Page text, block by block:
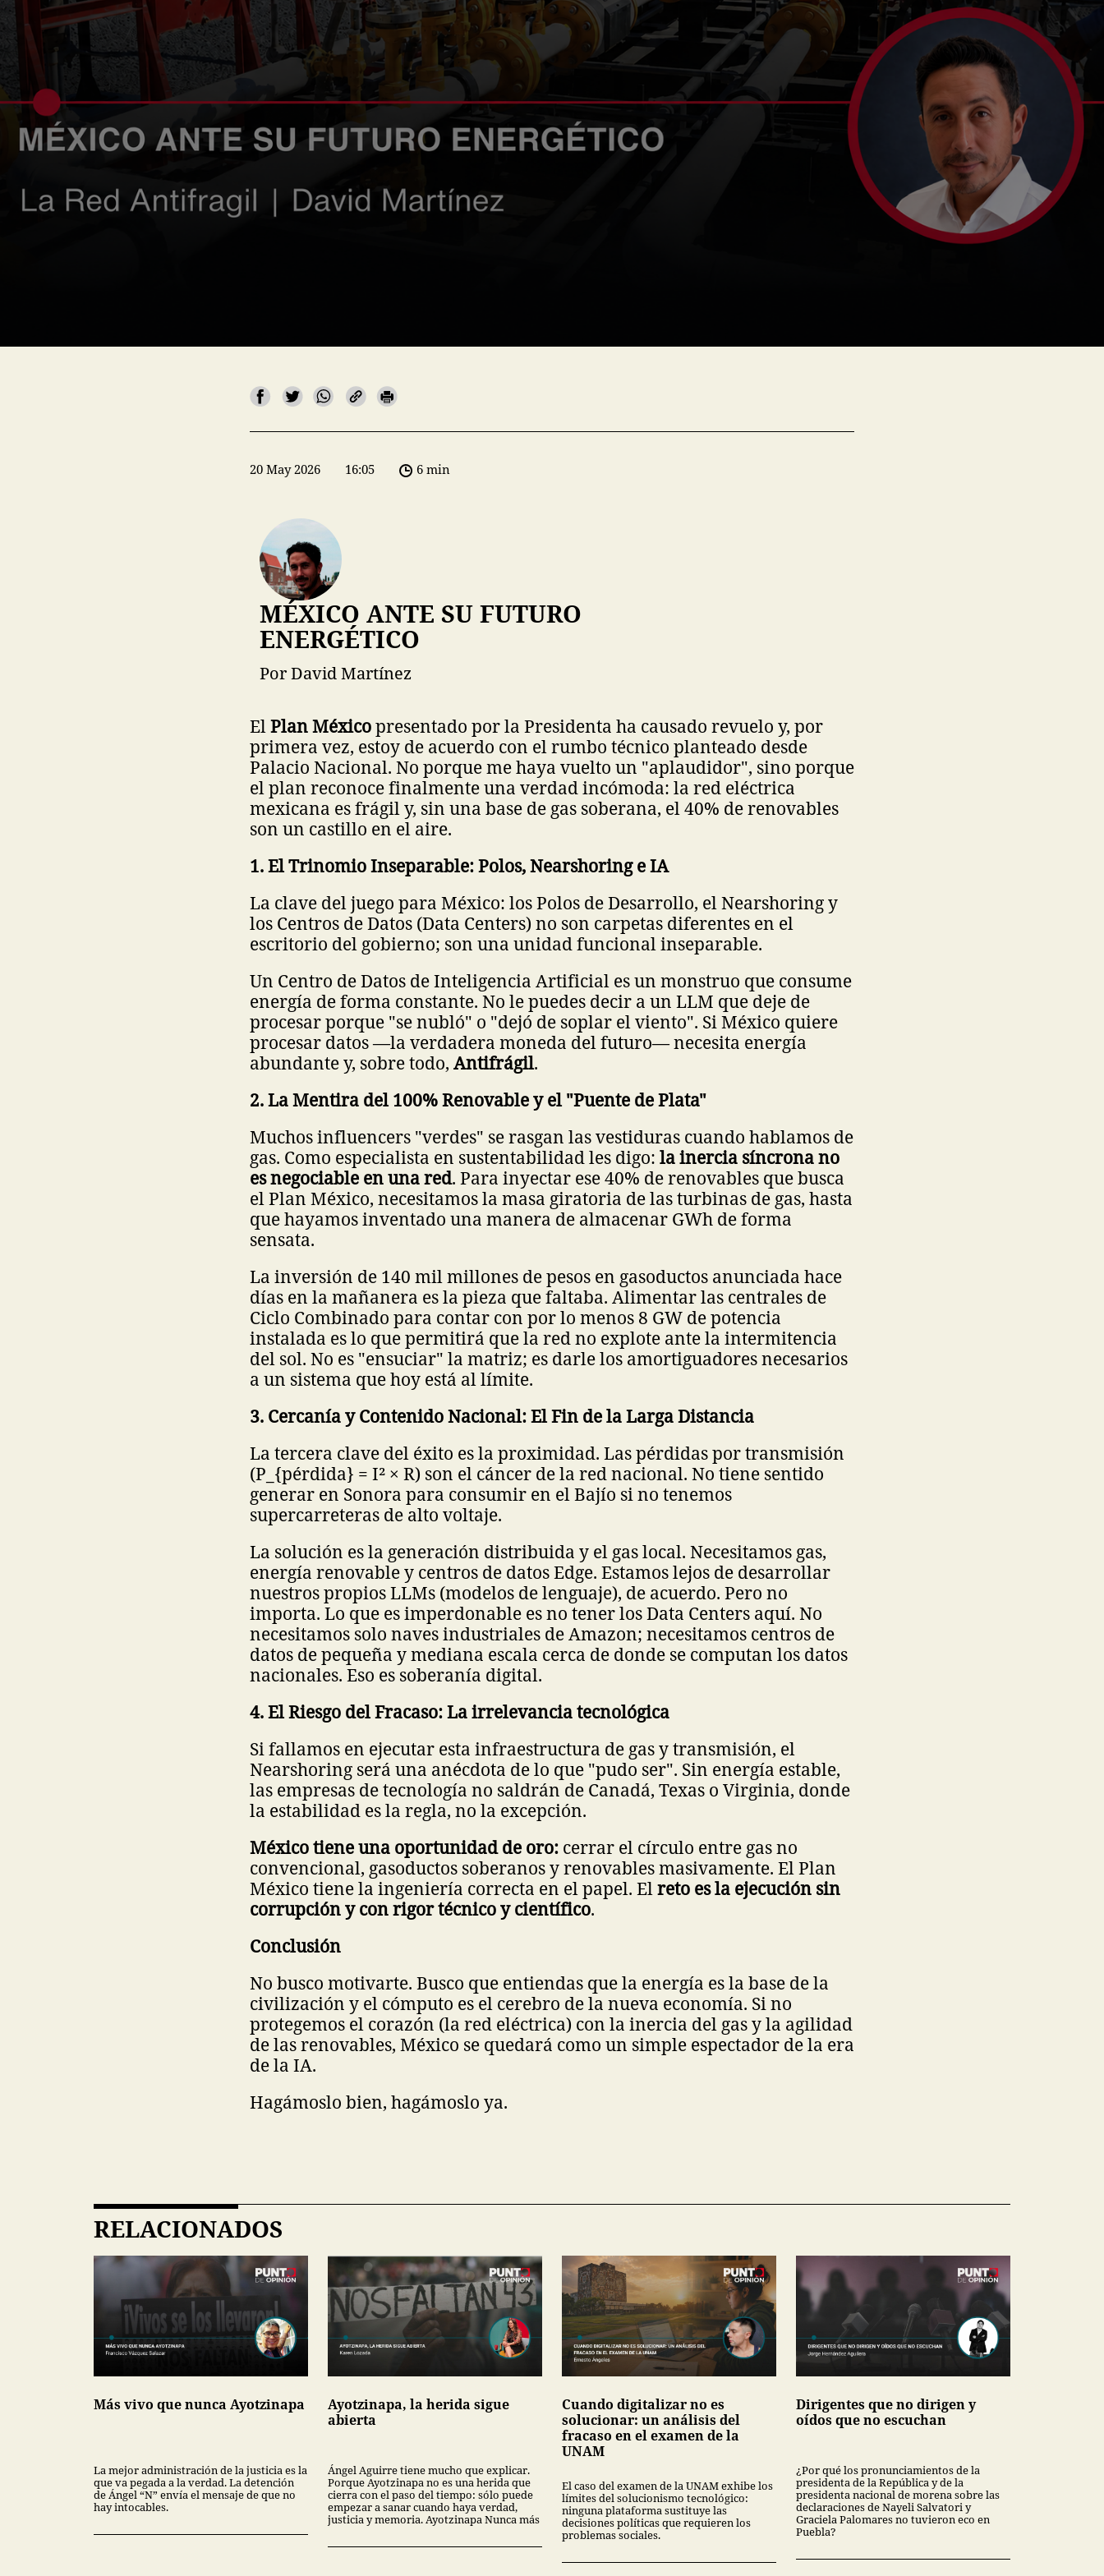
20 May 2026 16:05 6 min
MÉXICO ANTE SU FUTURO
ENERGÉTICO
Por David Martínez
ElPlan Méxicopresentado por la Presidenta ha causado revuelo y, por
primera vez, estoy de acuerdo con el rumbo técnico planteado desde
Palacio Nacional. No porque me haya vuelto un "aplaudidor", sino porque
el plan reconoce finalmente una verdad incómoda: la red eléctrica
mexicana es frágil y, sin una base de gas soberana, el 40% de renovables
son un castillo en el aire.
1. El Trinomio Inseparable: Polos, Nearshoring e IA
La clave del juego para México: los Polos de Desarrollo, el Nearshoring y
los Centros de Datos (Data Centers) no son carpetas diferentes en el
escritorio del gobierno; son una unidad funcional inseparable.
Un Centro de Datos de Inteligencia Artificial es un monstruo que consume
energía de forma constante. No le puedes decir a un LLM que deje de
procesar porque "se nubló" o "dejó de soplar el viento". Si México quiere
procesar datos —la verdadera moneda del futuro— necesita energía
abundante y, sobre todo, Antifrágil.
2. La Mentira del 100% Renovable y el "Puente de Plata"
Muchos influencers "verdes" se rasgan las vestiduras cuando hablamos de
gas. Como especialista en sustentabilidad les digo: la inercia síncrona no
es negociable en una red. Para inyectar ese 40% de renovables que busca
el Plan México, necesitamos la masa giratoria de las turbinas de gas, hasta
que hayamos inventado una manera de almacenar GWh de forma
sensata.
La inversión de 140 mil millones de pesos en gasoductos anunciada hace
días en la mañanera es la pieza que faltaba. Alimentar las centrales de
Ciclo Combinado para contar con por lo menos 8 GW de potencia
instalada es lo que permitirá que la red no explote ante la intermitencia
del sol. No es "ensuciar" la matriz; es darle los amortiguadores necesarios
a un sistema que hoy está al límite.
3. Cercanía y Contenido Nacional: El Fin de la Larga Distancia
La tercera clave del éxito es la proximidad. Las pérdidas por transmisión
(P_{pérdida} = I² × R) son el cáncer de la red nacional. No tiene sentido
generar en Sonora para consumir en el Bajío si no tenemos
supercarreteras de alto voltaje.
La solución es la generación distribuida y el gas local. Necesitamos gas,
energía renovable y centros de datos Edge. Estamos lejos de desarrollar
nuestros propios LLMs (modelos de lenguaje), de acuerdo. Pero no
importa. Lo que es imperdonable es no tener los Data Centers aquí. No
necesitamos solo naves industriales de Amazon; necesitamos centros de
datos de pequeña y mediana escala cerca de donde se computan los datos
nacionales. Eso es soberanía digital.
4. El Riesgo del Fracaso: La irrelevancia tecnológica
Si fallamos en ejecutar esta infraestructura de gas y transmisión, el
Nearshoring será una anécdota de lo que "pudo ser". Sin energía estable,
las empresas de tecnología no saldrán de Canadá, Texas o Virginia, donde
la estabilidad es la regla, no la excepción.
México tiene una oportunidad de oro: cerrar el círculo entre gas no
convencional, gasoductos soberanos y renovables masivamente. El Plan
México tiene la ingeniería correcta en el papel. Elreto es la ejecución sin
corrupción y con rigor técnico y científico.
Conclusión
No busco motivarte. Busco que entiendas que la energía es la base de la
civilización y el cómputo es el cerebro de la nueva economía. Si no
protegemos el corazón (la red eléctrica) con la inercia del gas y la agilidad
de las renovables, México se quedará como un simple espectador de la era
de la IA.
Hagámoslo bien, hagámoslo ya.
RELACIONADOS
Más vivo que nunca Ayotzinapa
La mejor administración de la justicia es la
que va pegada a la verdad. La detención
de Ángel “N” envía el mensaje de que no
hay intocables.
Ayotzinapa, la herida sigue
abierta
Ángel Aguirre tiene mucho que explicar.
Porque Ayotzinapa no es una herida que
cierra con el paso del tiempo: sólo puede
empezar a sanar cuando haya verdad,
justicia y memoria. Ayotzinapa Nunca más
Cuando digitalizar no es
solucionar: un análisis del
fracaso en el examen de la
UNAM
El caso del examen de la UNAM exhibe los
límites del solucionismo tecnológico:
ninguna plataforma sustituye las
decisiones políticas que requieren los
problemas sociales.
Dirigentes que no dirigen y
oídos que no escuchan
¿Por qué los pronunciamientos de la
presidenta de la República y de la
presidenta nacional de morena sobre las
declaraciones de Nayeli Salvatori y
Graciela Palomares no tuvieron eco en
Puebla?